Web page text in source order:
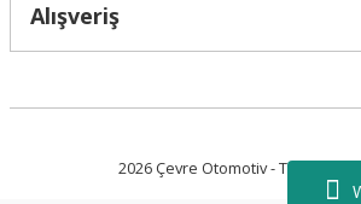
Alışveriş
2026 Çevre Otomotiv - Tüm